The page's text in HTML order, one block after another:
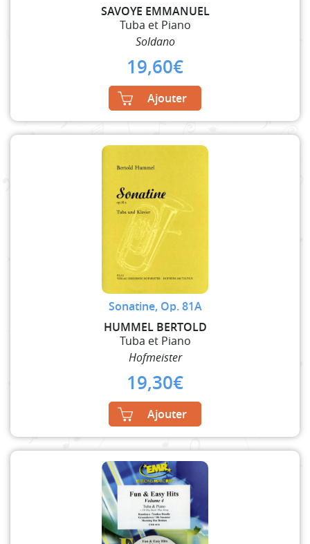
SAVOYE EMMANUEL
Tuba et Piano
Soldano
19,60€
Ajouter
Sonatine, Op. 81A
HUMMEL BERTOLD
Tuba et Piano
Hofmeister
19,30€
Ajouter